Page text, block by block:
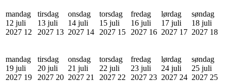
mandag
12 juli
2027 12
tirsdag
13 juli
2027 13
onsdag
14 juli
2027 14
torsdag
15 juli
2027 15
fredag
16 juli
2027 16
lørdag
17 juli
2027 17
søndag
18 juli
2027 18
mandag
19 juli
2027 19
tirsdag
20 juli
2027 20
onsdag
21 juli
2027 21
torsdag
22 juli
2027 22
fredag
23 juli
2027 23
lørdag
24 juli
2027 24
søndag
25 juli
2027 25